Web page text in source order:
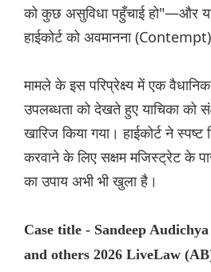
को कुछ असुविधा पहुँचाई हो"—और
हाईकोर्ट को अवमानना
मामले के इस परिप्रेक्ष्य में एक
उपलब्धता को देखते हुए याचिका को
खारिज किया गया। हाईकोर्ट ने स्पष्ट
करवाने के लिए सक्षम मजिस्ट्रेट के
का उपाय अभी भी खुला है।
Case title - Sandeep
and others 2026 LiveLaw